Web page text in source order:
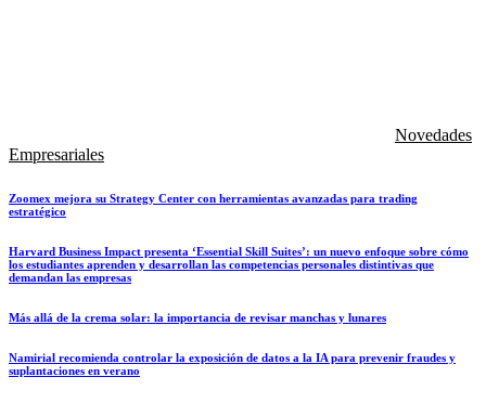
Novedades
Empresariales
Zoomex mejora su Strategy Center con herramientas avanzadas para trading
estratégico
Harvard Business Impact presenta ‘Essential Skill Suites’: un nuevo enfoque sobre cómo
los estudiantes aprenden y desarrollan las competencias personales distintivas que
demandan las empresas
Más allá de la crema solar: la importancia de revisar manchas y lunares
Namirial recomienda controlar la exposición de datos a la IA para prevenir fraudes y
suplantaciones en verano